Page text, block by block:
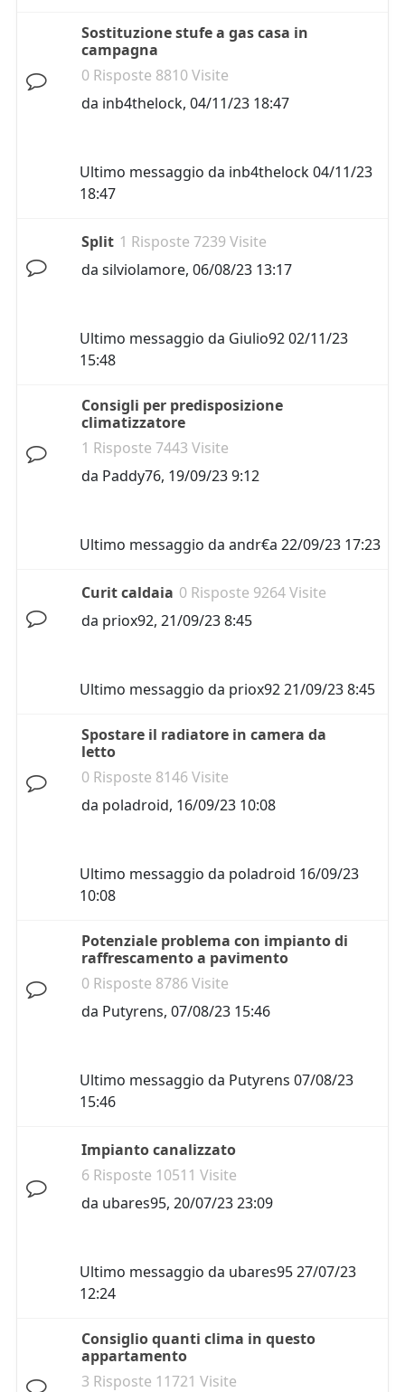
Sostituzione stufe a gas casa in
campagna
0 Risposte 8810 Visite
da inb4thelock, 04/11/23 18:47
Ultimo messaggio da inb4thelock04/11/23
18:47
Split 1 Risposte 7239 Visite
da silviolamore, 06/08/23 13:17
Ultimo messaggio da Giulio9202/11/23
15:48
Consigli per predisposizione
climatizzatore
1 Risposte 7443 Visite
da Paddy76, 19/09/23 9:12
Ultimo messaggio da andr€a 22/09/23 17:23
Curit caldaia 0 Risposte 9264 Visite
da priox92, 21/09/23 8:45
Ultimo messaggio da priox9221/09/23 8:45
Spostare il radiatore in camera da
letto
0 Risposte 8146 Visite
da poladroid, 16/09/23 10:08
Ultimo messaggio da poladroid 16/09/23
10:08
Potenziale problema con impianto di
raffrescamento a pavimento
0 Risposte 8786 Visite
da Putyrens, 07/08/23 15:46
Ultimo messaggio da Putyrens 07/08/23
15:46
Impianto canalizzato
6 Risposte 10511 Visite
da ubares95, 20/07/23 23:09
Ultimo messaggio da ubares9527/07/23
12:24
Consiglio quanti clima in questo
appartamento
3 Risposte 11721 Visite